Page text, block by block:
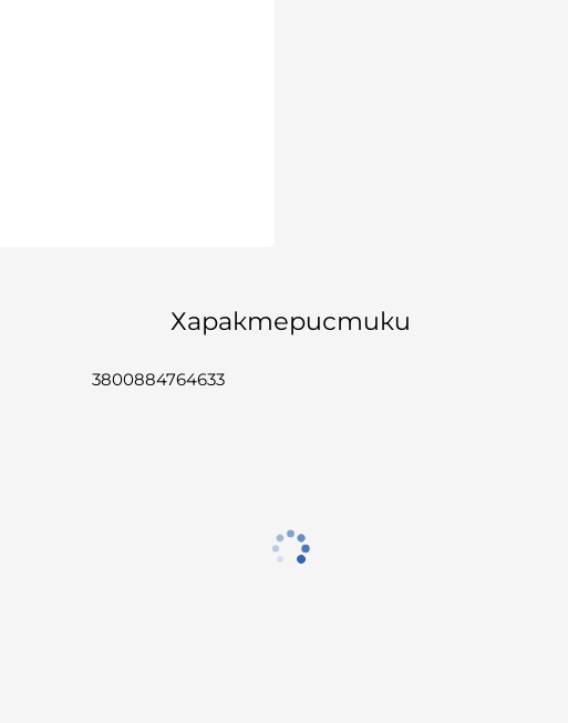
Характеристики
3800884764633